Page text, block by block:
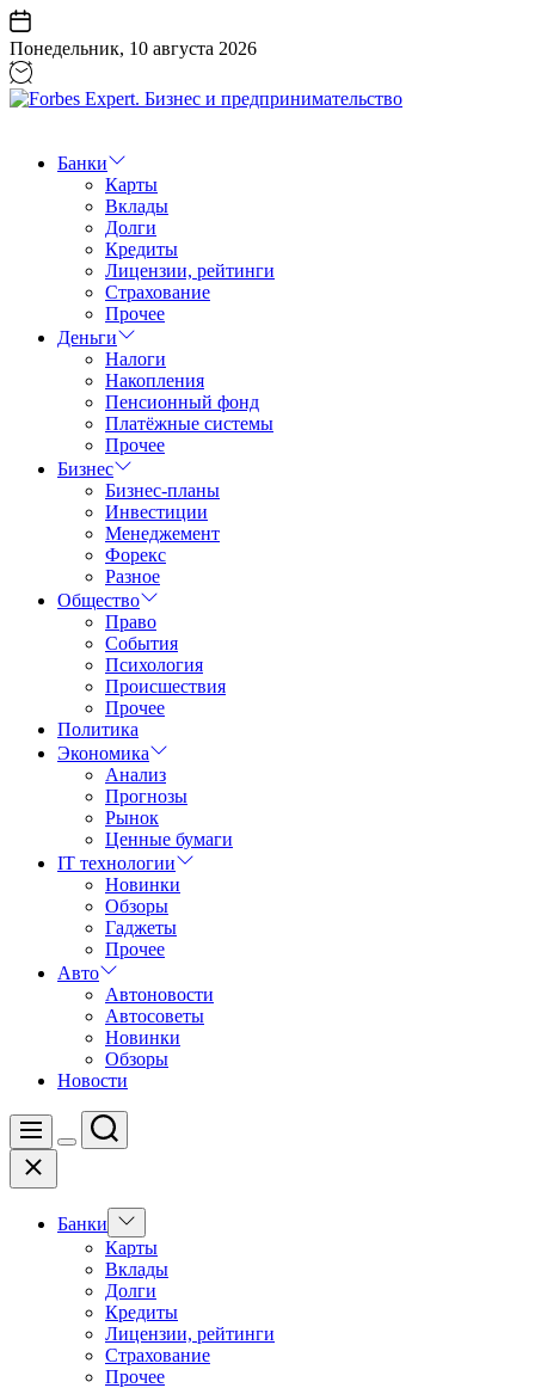
Перейти
к
содержанию
Понедельник, 10 августа 2026
Бизнес
предпринимательство
Банки
Карты
Вклады
Долги
Кредиты
Лицензии, рейтинги
Страхование
Прочее
Деньги
Налоги
Накопления
Пенсионный фонд
Платёжные системы
Прочее
Бизнес
Бизнес-планы
Инвестиции
Менеджемент
Форекс
Разное
Общество
Право
События
Психология
Происшествия
Прочее
Политика
Экономика
Анализ
Прогнозы
Рынок
Ценные бумаги
IT технологии
Новинки
Обзоры
Гаджеты
Прочее
Авто
Автоновости
Автосоветы
Новинки
Обзоры
Новости
Меню
Цвет
Поиск
Закрыть
Банки
Показать
подменю
Карты
Вклады
Долги
Кредиты
Лицензии, рейтинги
Страхование
Прочее